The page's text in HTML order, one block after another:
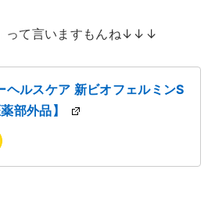
って言いますもんね↓↓↓
ヘルスケア 新ビオフェルミンS
部外品】